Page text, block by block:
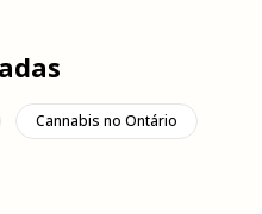
Cannabis no Ontário